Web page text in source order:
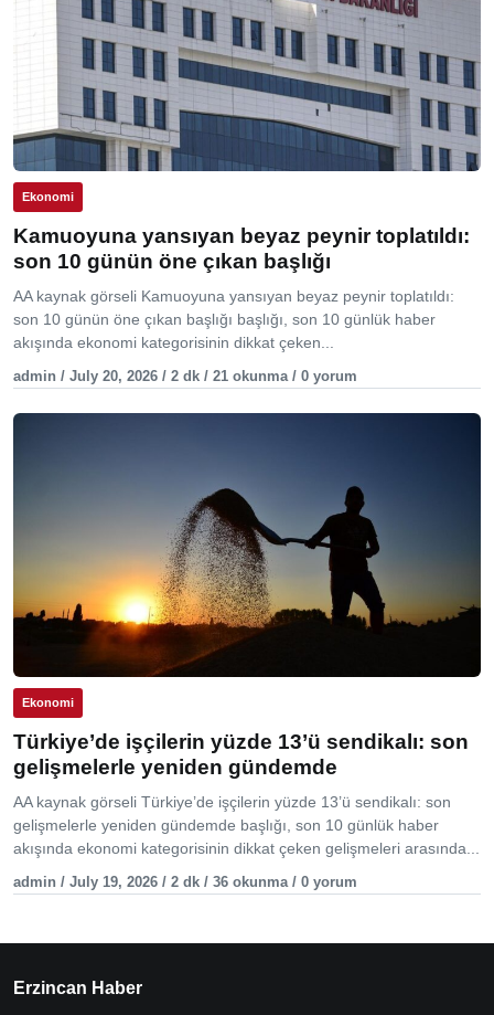
Ekonomi
Kamuoyuna yansıyan beyaz peynir toplatıldı:
son 10 günün öne çıkan başlığı
AA kaynak görseli Kamuoyuna yansıyan beyaz peynir toplatıldı:
son 10 günün öne çıkan başlığı başlığı, son 10 günlük haber
akışında ekonomi kategorisinin dikkat çeken...
admin / July 20, 2026 / 2 dk / 21 okunma / 0 yorum
Ekonomi
Türkiye’de işçilerin yüzde 13’ü sendikalı: son
gelişmelerle yeniden gündemde
AA kaynak görseli Türkiye’de işçilerin yüzde 13’ü sendikalı: son
gelişmelerle yeniden gündemde başlığı, son 10 günlük haber
akışında ekonomi kategorisinin dikkat çeken gelişmeleri arasında...
admin / July 19, 2026 / 2 dk / 36 okunma / 0 yorum
Erzincan Haber